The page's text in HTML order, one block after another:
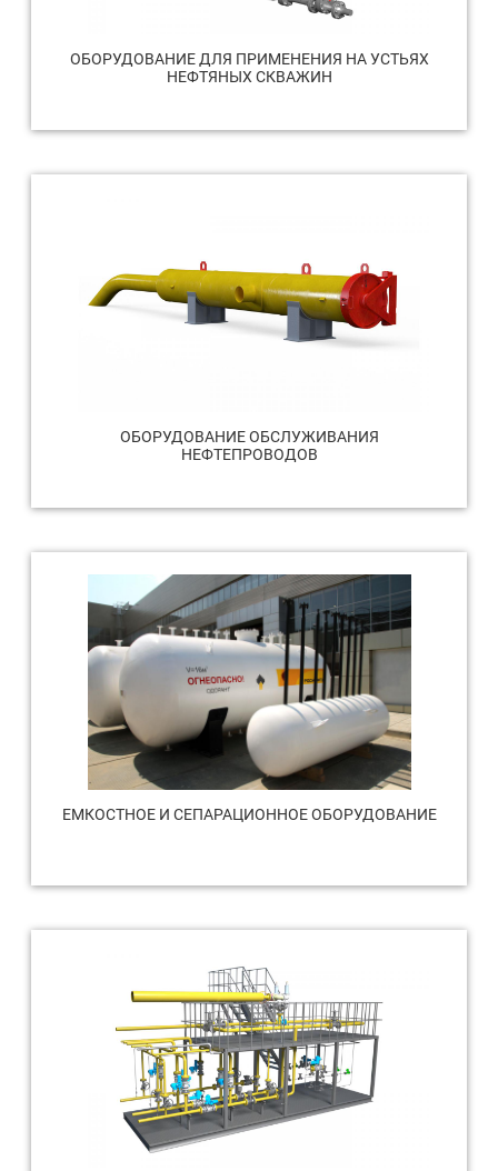
ОБОРУДОВАНИЕ ДЛЯ ПРИМЕНЕНИЯ НА УСТЬЯХ
НЕФТЯНЫХ СКВАЖИН
ОБОРУДОВАНИЕ ОБСЛУЖИВАНИЯ
НЕФТЕПРОВОДОВ
ЕМКОСТНОЕ И СЕПАРАЦИОННОЕ ОБОРУДОВАНИЕ